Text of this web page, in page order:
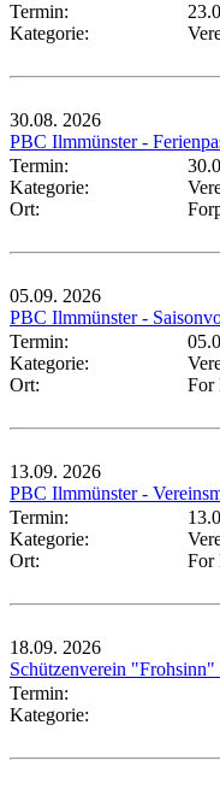
Termin:
Kategorie:
30.08. 2026
PBC Ilmmünster -
Termin:
Kategorie:
Ort:
05.09. 2026
PBC Ilmmünster -
Termin:
Kategorie:
Ort:
For
13.09. 2026
PBC Ilmmünster -
Termin:
Kategorie:
Ort:
For
18.09. 2026
Schützenverein
Termin:
Kategorie: